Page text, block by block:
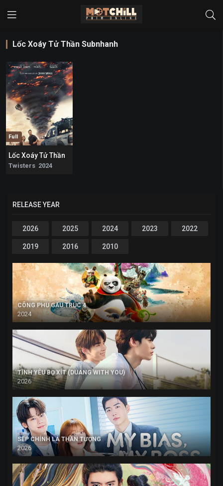
Lốc Xoáy Tử Thần Subnhanh
Full
5.9
Lốc Xoáy Tử Thần
Twisters 2024
RELEASE YEAR
2026 2025 2024 2023 2022
2019 2016 2010
CÔNG PHU GẤU TRÚC 4
2024
TÌNH YÊU BỌ XÍT (DUANG WITH YOU)
2026
SẾP CHÍNH LÀ THẦN TƯỢNG
2026